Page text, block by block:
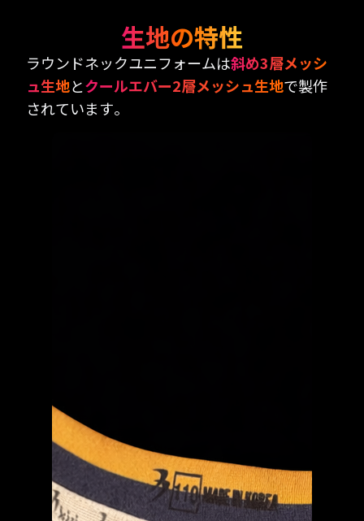
生地の特性
ラウンドネックユニフォームは斜め3層メッシ
ュ生地とクールエバー2層メッシュ生地で製作
されています。